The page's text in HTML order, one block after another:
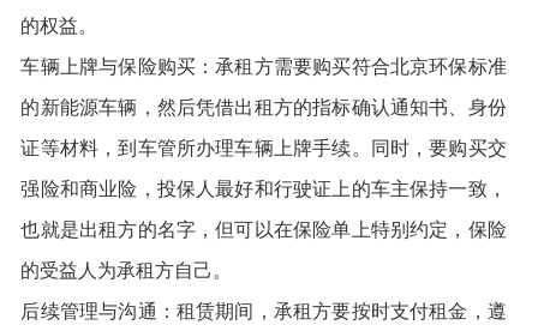
的权益。
车辆上牌与保险购买：承租方需要购买符合北京环保标准
的新能源车辆，然后凭借出租方的指标确认通知书、身份
证等材料，到车管所办理车辆上牌手续。同时，要购买交
强险和商业险，投保人最好和行驶证上的车主保持一致，
也就是出租方的名字，但可以在保险单上特别约定，保险
的受益人为承租方自己。
后续管理与沟通：租赁期间，承租方要按时支付租金，遵